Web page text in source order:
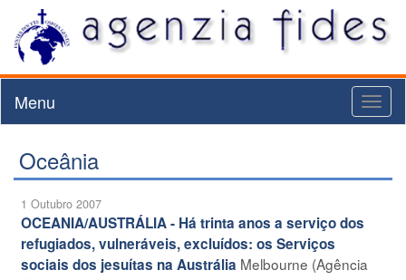
Menu
Oceânia
1 Outubro 2007
OCEANIA/AUSTRÁLIA - Há trinta anos a serviço dos
refugiados, vulneráveis, excluídos: os Serviços
sociais dos jesuítas na Austrália Melbourne (Agência